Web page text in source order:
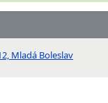
Mladá Boleslav